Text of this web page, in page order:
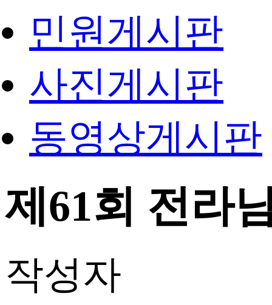
민원게시판
사진게시판
동영상게시판
제61회 전라
작성자